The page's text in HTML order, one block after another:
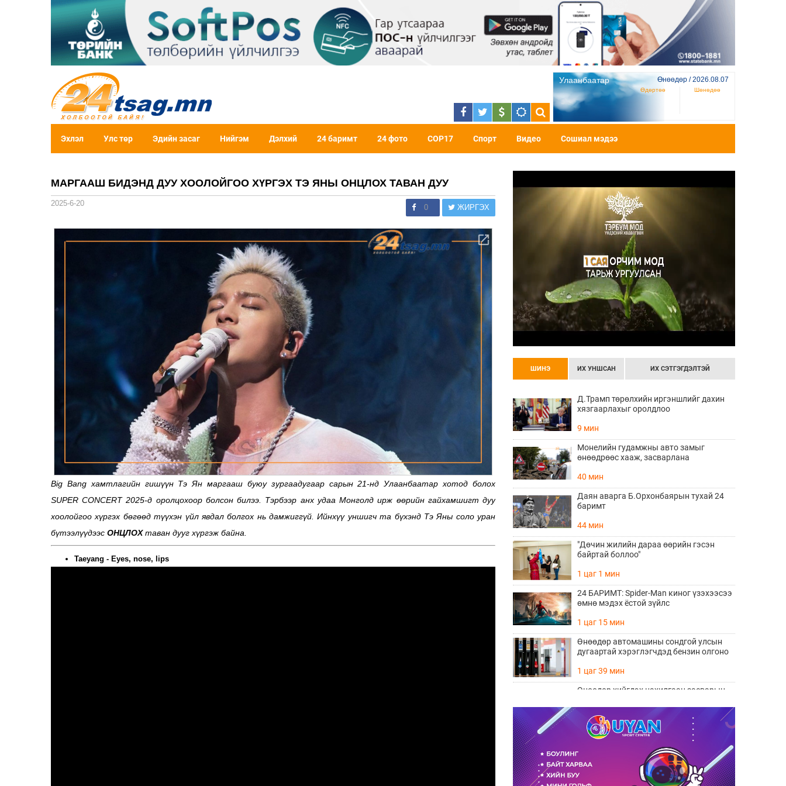
Улаанбаатар Өнөөдөр / 2026.08.07
Өдөртөө Шөнөдөө
Эхлэл Улс төр Эдийн засаг Нийгэм Дэлхий 24 баримт 24 фото COP17 Спорт Видео Сошиал мэдээ
МАРГААШ БИДЭНД ДУУ ХООЛОЙГОО ХҮРГЭХ ТЭ ЯНЫ ОНЦЛОХ ТАВАН ДУУ
2025-6-20 0 ЖИРГЭХ
Big Bang хамтлагийн гишүүн Тэ Ян маргааш буюу зургаадугаар сарын 21-нд Улаанбаатар хотод болох
SUPER CONCERT 2025-д оролцохоор болсон билээ. Тэрбээр анх удаа Монголд ирж өөрийн гайхамшигт дуу
хоолойгоо хүргэх бөгөөд түүхэн үйл явдал болгох нь дамжиггүй. Ийнхүү уншигч та бүхэнд Тэ Яны соло уран
бүтээлүүдээс ОНЦЛОХтаван дууг хүргэж байна.
Taeyang - Eyes, nose, lips
ШИНЭ ИХ УНШСАН ИХ СЭТГЭГДЭЛТЭЙ
Д.Трамп төрөлхийн иргэншлийг дахин
хязгаарлахыг оролдлоо
9 мин
Монелийн гудамжны авто замыг
өнөөдрөөс хааж, засварлана
40 мин
Даян аварга Б.Орхонбаярын тухай 24
баримт
44 мин
"Дөчин жилийн дараа өөрийн гэсэн
байртай боллоо"
1 цаг 1 мин
24 БАРИМТ: Spider-Man киног үзэхээсээ
өмнө мэдэх ёстой зүйлс
1 цаг 15 мин
Өнөөдөр автомашины сондгой улсын
дугаартай хэрэглэгчдэд бензин олгоно
1 цаг 39 мин
Өнөөдөр хийгдэх цахилгаан засварын
1 цаг 42 мин
ӨНӨӨДӨР: “Чингис хааны тайлга
тахилга” сэдэвт эрдэм шинжилгээний
1 цаг 51 мин